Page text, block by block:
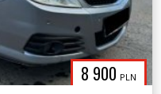
8 900 PLN